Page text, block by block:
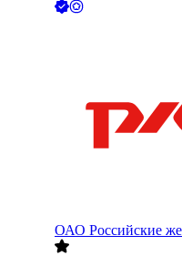
ОАО Российские